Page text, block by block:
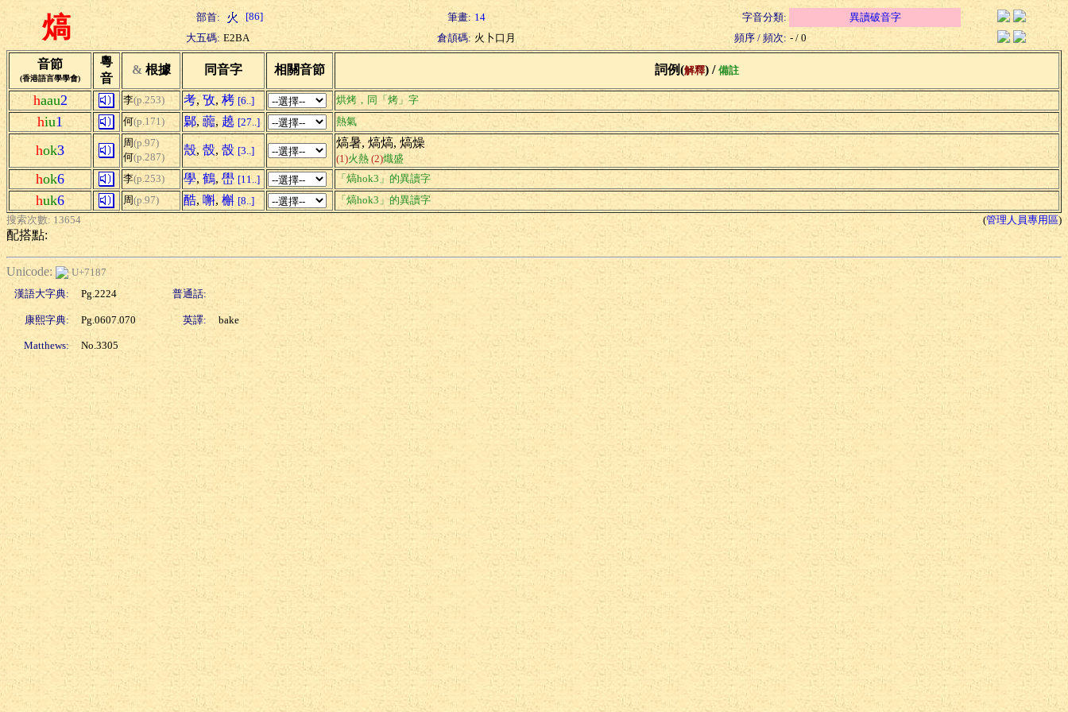
熇 部首: [86] 筆畫: 14 字音分類:
異讀破音字
大五碼: E2BA 倉頡碼: 火卜口月 頻序 / 頻次: - / 0
音節
(香港語言學學會)
粵
音
& 根據 同音字 相關音節 詞例(解釋) / 備註
haau2 李(p.253) 考, 攷, 栲 [6..] 烘烤，同「烤」字
hiu1 何(p.171) 鄡, 虈, 趬 [27..] 熱氣
hok3 周(p.97)
何(p.287)
殼, 嗀, 嗀 [3..]
熇暑, 熇熇, 熇燥
(1)火熱 (2)熾盛
hok6 李(p.253) 學, 鶴, 嶨 [11..] 「熇hok3」的異讀字
huk6 周(p.97) 酷, 嘝, 槲 [8..]
「熇hok3」的異讀字
搜索次數: 13654
(管理人員專用區)
配搭點:
Unicode:
U+7187
漢語大字典:
Pg.2224 普通話:
康熙字典: Pg.0607.070 英譯: bake
Matthews: No.3305